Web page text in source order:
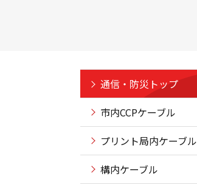
通信・防災トップ
市内CCPケーブル
プリント局内ケーブル
構内ケーブル